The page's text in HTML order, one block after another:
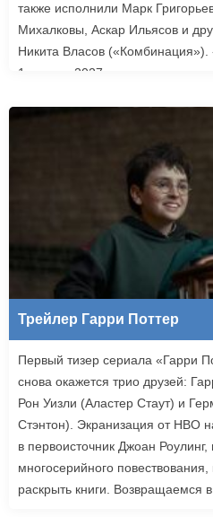
также исполнили Марк
Михалковы, Аскар Ильясов и
Никита Власов («Комбинация»).
1 января 2027 года.
Трейлер Гарри Поттер
Первый тизер сериала «Гарри
снова окажется трио друзей:
Рон Уизли (Аластер Стаут) и
Стэнтон). Экранизация от HBO
в первоисточник Джоан
многосерийного
раскрыть книги. Возвращаемся